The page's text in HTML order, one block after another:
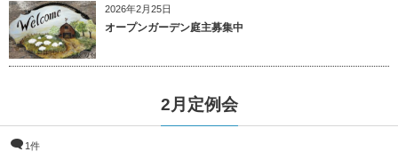
2026年2月25日
オープンガーデン庭主募集中
2月定例会
1件